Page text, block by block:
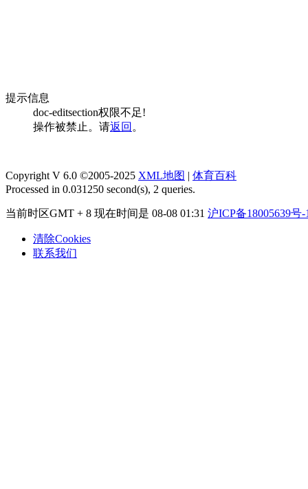
提示信息
doc-editsection权限不足!
操作被禁止。请返回 。
Copyright V 6.0 ©2005-2025 XML地图 | 体育百科
Processed in 0.031250 second(s), 2 queries.
当前时区GMT + 8 现在时间是 08-08 01:31 沪ICP备18005639号-
清除Cookies
联系我们